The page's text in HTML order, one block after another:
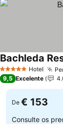
5 Estrelas Hotel
Bachleda
9,5 Excelente
De € 153
Consulte os